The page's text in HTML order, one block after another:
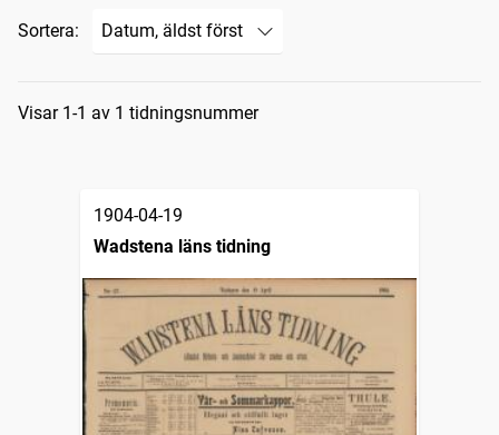
Sortera:
Sökresultat
Visar 1-1 av 1 tidningsnummer
1904-04-19
Wadstena läns tidning